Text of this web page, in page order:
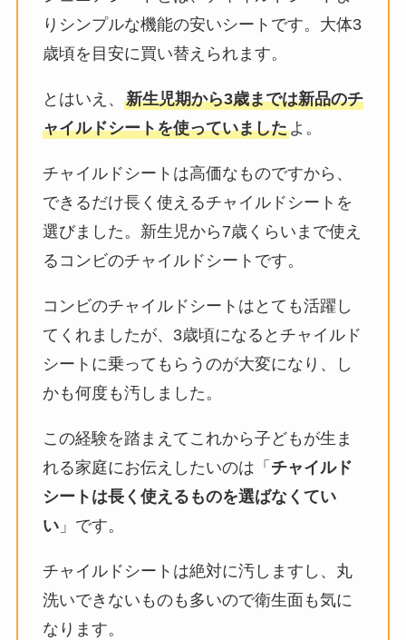
りシンプルな機能の安いシートです。大体3
歳頃を目安に買い替えられます。
とはいえ、 新生児期から3歳までは新品のチ
ャイルドシートを使っていましたよ。
チャイルドシートは高価なものですから、
できるだけ長く使えるチャイルドシートを
選びました。新生児から7歳くらいまで使え
るコンビのチャイルドシートです。
コンビのチャイルドシートはとても活躍し
てくれましたが、3歳頃になるとチャイルド
シートに乗ってもらうのが大変になり、し
かも何度も汚しました。
この経験を踏まえてこれから子どもが生ま
れる家庭にお伝えしたいのは「 チャイルド
シートは長く使えるものを選ばなくてい
い」です。
チャイルドシートは絶対に汚しますし、丸
洗いできないものも多いので衛生面も気に
なります。